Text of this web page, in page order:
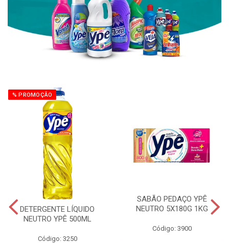
% PROMOÇÃO
DETERGENTE LÍQUIDO
NEUTRO YPÊ 500ML
Código: 3250
SABÃO PEDAÇO YPÊ
NEUTRO 5X180G 1KG
Código: 3900